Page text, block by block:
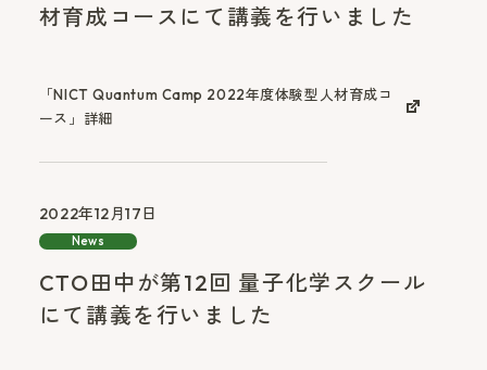
材育成コースにて講義を行いました
「NICT Quantum Camp 2022年度体験型人材育成コ
ース」詳細
2022年12月17日
News
CTO田中が第12回 量子化学スクール
にて講義を行いました